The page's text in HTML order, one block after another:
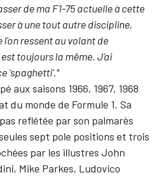
de ma F1-75 actuelle à cette
à une tout autre discipline,
ressent au volant de
toujours la même. J'ai
'spaghetti'."
aux saisons 1966, 1967, 1968
du monde de Formule 1. Sa
reflétée par son palmarès
sept pole positions et trois
par les illustres John
, Mike Parkes, Ludovico